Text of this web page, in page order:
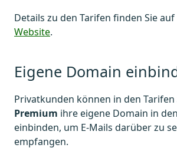
Details zu den Tarifen finden Sie
Website.
Eigene Domain
Privatkunden können in den Tarifen
Premium ihre eigene Domain in
einbinden, um E-Mails darüber zu
empfangen.